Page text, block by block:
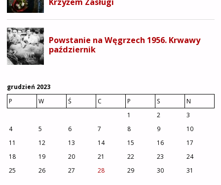
grudzień 2023
P
W Ś C P S
N
1
2
3
4
5 6 7 8 9
10
11
12 13 14 15 16
17
18
19 20 21 22 23
24
25
26 27 28 29 30 31